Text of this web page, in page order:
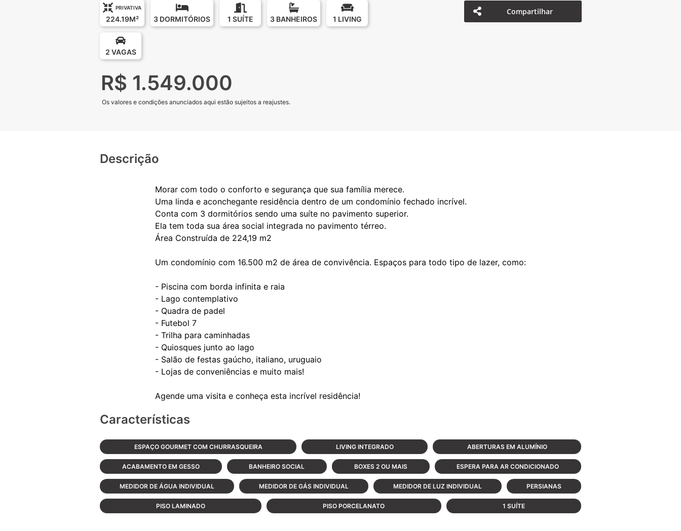
PRIVATIVA
224.19M² 3 DORMITÓRIOS 1 SUÍTE 3 BANHEIROS 1 LIVING
2 VAGAS
R$ 1.549.000
Os valores e condições anunciados aqui estão sujeitos a reajustes.
Compartilhar
Descrição
Morar com todo o conforto e segurança que sua família merece.
Uma linda e aconchegante residência dentro de um condomínio fechado incrível.
Conta com 3 dormitórios sendo uma suíte no pavimento superior.
Ela tem toda sua área social integrada no pavimento térreo.
Área Construída de 224,19 m2
Um condomínio com 16.500 m2 de área de convivência. Espaços para todo tipo de lazer, como:
- Piscina com borda infinita e raia
- Lago contemplativo
- Quadra de padel
- Futebol 7
- Trilha para caminhadas
- Quiosques junto ao lago
- Salão de festas gaúcho, italiano, uruguaio
- Lojas de conveniências e muito mais!
Características
ESPAÇO GOURMET COM CHURRASQUEIRA LIVING INTEGRADO ABERTURAS EM ALUMÍNIO
ACABAMENTO EM GESSO BANHEIRO SOCIAL BOXES 2 OU MAIS ESPERA PARA AR CONDICIONADO
MEDIDOR DE ÁGUA INDIVIDUAL MEDIDOR DE GÁS INDIVIDUAL MEDIDOR DE LUZ INDIVIDUAL PERSIANAS
PISO LAMINADO PISO PORCELANATO 1 SUÍTE